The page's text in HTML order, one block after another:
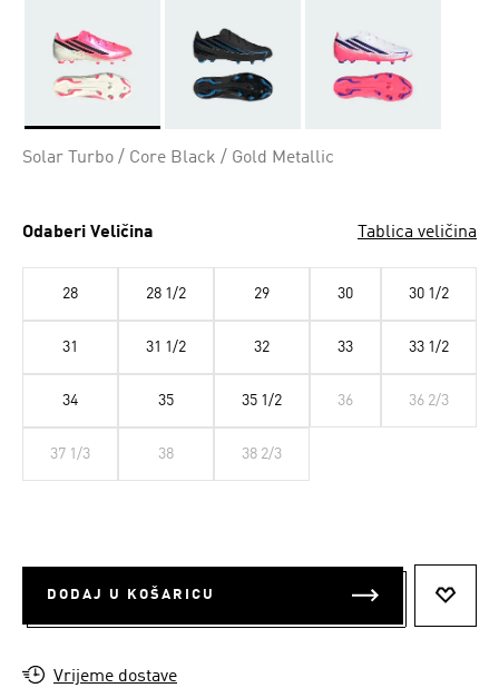
Solar Turbo / Core Black / Gold Metallic
Odaberi Veličina Tablica veličina
28 28 1/2 29 30 30 1/2
31 31 1/2 32 33 33 1/2
34 35 35 1/2 36 36 2/3
37 1/3 38 38 2/3
DODAJ U KOŠARICU
Vrijeme dostave